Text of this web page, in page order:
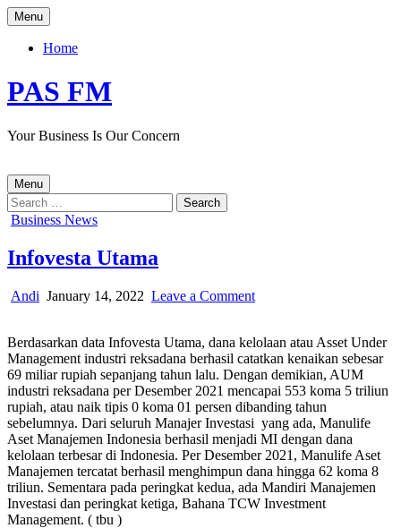
Skip
to
content
Menu
Home
PAS FM
Your Business Is Our Concern
Menu
Search
for:
Posted
Business News
Infovesta Utama
Author:
Andi
Published
January 14, 2022 Leave a Commenton
Berdasarkan data Infovesta Utama, dana kelolaan atau Asset Under
Management industri reksadana berhasil catatkan kenaikan sebesar
69 miliar rupiah sepanjang tahun lalu. Dengan demikian, AUM
industri reksadana per Desember 2021 mencapai 553 koma 5 triliun
rupiah, atau naik tipis 0 koma 01 persen dibanding tahun
sebelumnya. Dari seluruh Manajer Investasi yang ada, Manulife
Aset Manajemen Indonesia berhasil menjadi MI dengan dana
kelolaan terbesar di Indonesia. Per Desember 2021, Manulife Aset
Manajemen tercatat berhasil menghimpun dana hingga 62 koma 8
triliun. Sementara pada peringkat kedua, ada Mandiri Manajemen
Investasi dan peringkat ketiga, Bahana TCW Investment
Management. ( tbu )